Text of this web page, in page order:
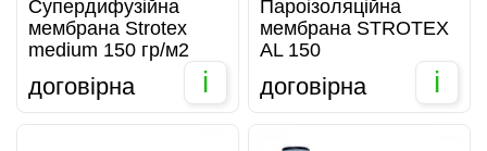
Супердифузійна
мембрана Strotex
medium 150 гр/м2
договірна i
Пароізоляційна
мембрана STROTEX
AL 150
договірна i